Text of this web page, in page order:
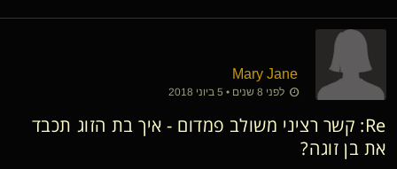
Mary Jane
לפני 8 שנים • 5 ביוני 2018
Re: קשר רציני משולב פמדום - איך בת הזוג תכבד
את בן זוגה?